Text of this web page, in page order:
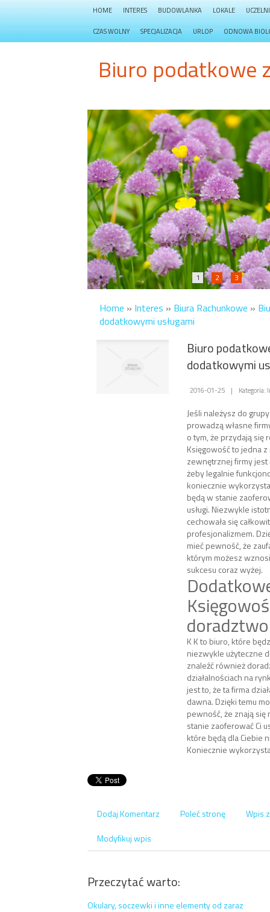
HOME INTERES BUDOWLANKA LOKALE
CZAS WOLNY SPECJALIZACJA URLOP ODNOWA
Biuro podatkowe
1 2 3
Home » Interes » Biura Rachunkowe »
dodatkowymi usługami
Biuro
dodatkowymi
2016-01-25 | Kategoria:
Jeśli należysz do
prowadzą własne
o tym, że przydają się
Księgowość to jedna
zewnętrznej firmy
żeby legalnie
koniecznie
będą w stanie
usługi. Niezwykle
cechowała się
profesjonalizmem.
mieć pewność, że
którym możesz
sukcesu coraz wyżej.
doradztwo
K K to biuro, które
niezwykle użyteczne
znaleźć również
działalnościach na
jest to, że ta firma
dawna. Dzięki temu
pewność, że znają się
stanie zaoferować Ci
które będą dla Ciebie
Koniecznie
Dodaj Komentarz Poleć stronę
Wpis
Modyfikuj wpis
Przeczytać warto:
Okulary, soczewki i inne elementy od zaraz